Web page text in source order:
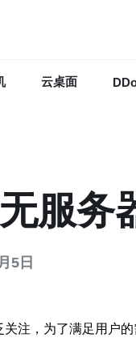
云桌面
服务
5日
注，为了满足用户